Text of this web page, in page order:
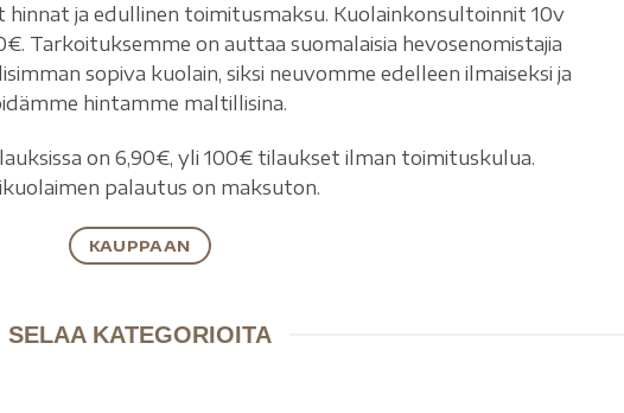
hinnat ja edullinen toimitusmaksu. Kuolainkonsultoinnit 10v
Tarkoituksemme on auttaa suomalaisia hevosenomistajia
sopiva kuolain, siksi neuvomme edelleen ilmaiseksi ja
hintamme maltillisina.
on 6,90€, yli 100€ tilaukset ilman toimituskulua.
palautus on maksuton.
KAUPPAAN
SELAA KATEGORIOITA